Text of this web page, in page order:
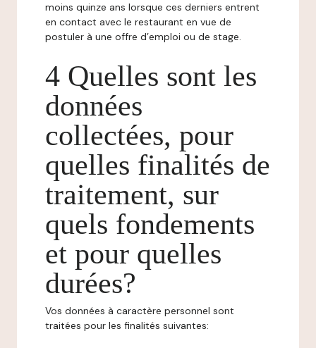
moins quinze ans lorsque ces derniers entrent
en contact avec le restaurant en vue de
postuler à une offre d’emploi ou de stage.
4 Quelles sont les
données
collectées, pour
quelles finalités de
traitement, sur
quels fondements
et pour quelles
durées?
Vos données à caractère personnel sont
traitées pour les finalités suivantes: